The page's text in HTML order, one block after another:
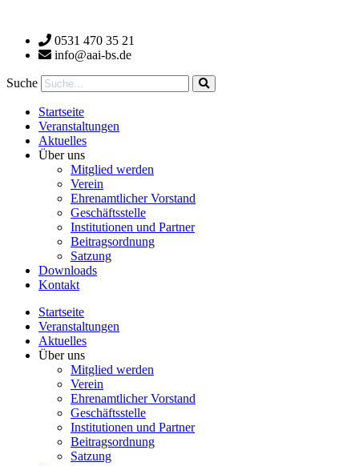
wechseln 0531 470 35 21
info@aai-bs.de
Suche
Startseite
Veranstaltungen
Aktuelles
Über uns
Mitglied werden
Verein
Ehrenamtlicher Vorstand
Geschäftsstelle
Institutionen und Partner
Beitragsordnung
Satzung
Downloads
Kontakt
Startseite
Veranstaltungen
Aktuelles
Über uns
Mitglied werden
Verein
Ehrenamtlicher Vorstand
Geschäftsstelle
Institutionen und Partner
Beitragsordnung
Satzung